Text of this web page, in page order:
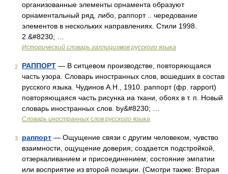
организованные элементы орнамента образуют
орнаментальный ряд, либо, раппорт .. чередование
элементов в нескольких направлениях. Стили 1998.
2.&#8230; …
Исторический словарь галлицизмов русского языка
2 РАППОРТ — В ситцевом производстве, повторяющаяся
часть узора. Словарь иностранных слов, вошедших в состав
русского языка. Чудинов А.Н., 1910. раппорт (фр. rapport)
повторяющаяся часть рисунка иа ткани, обоях в т. п. Новый
словарь иностранных слов. by&#8230; …
Словарь иностранных слов русского языка
3 раппорт — Ощущение связи с другим человеком, чувство
взаимности, ощущение доверия; создается подстройкой,
отзеркаливанием и присоединением; состояние эмпатии
или восприятие из второй позиции. (Смотри также: Вторая